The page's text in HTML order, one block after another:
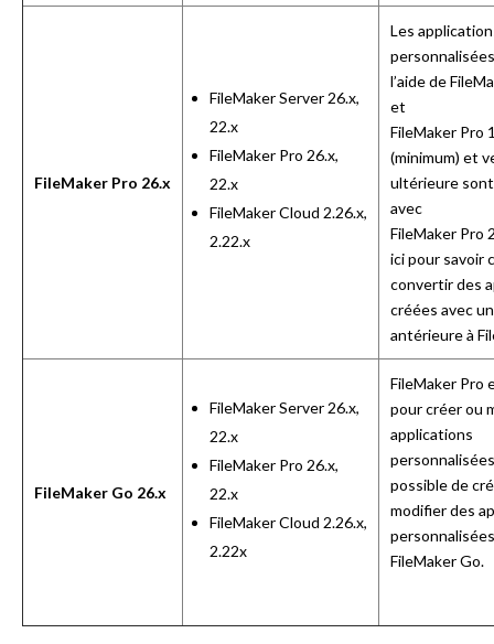
FileMaker Pro 26.x
FileMaker Server 26.x,
22.x
FileMaker Pro 26.x,
22.x
FileMaker Cloud 2.26.x,
2.22.x
Les
l’aide de
et
FileMaker Pro
(minimum) et
ultérieure
avec
FileMaker Pro
icipour savoir
convertir des
créées avec
antérieure à
FileMaker Go 26.x
FileMaker Server 26.x,
22.x
FileMaker Pro 26.x,
22.x
FileMaker Cloud 2.26.x,
2.22x
FileMaker Pro
pour créer ou
applications
possible de
modifier des
FileMaker Go.